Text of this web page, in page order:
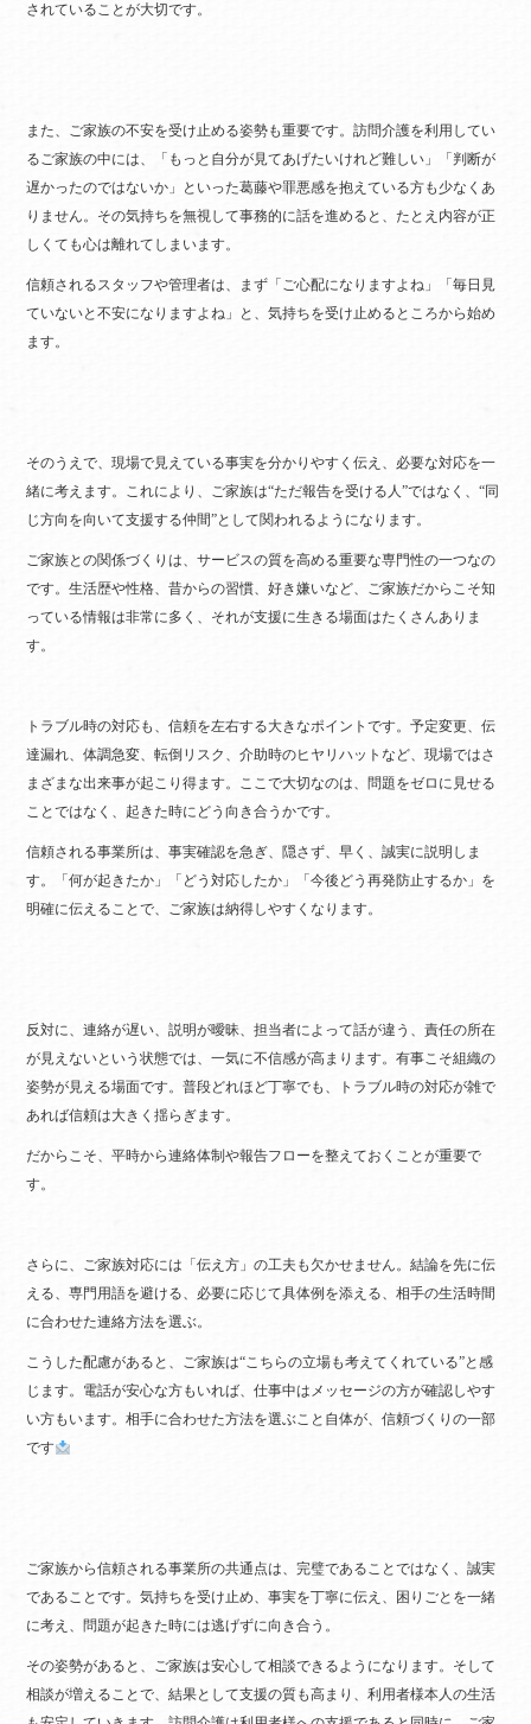
されていることが大切です。
また、ご家族の不安を受け止める姿勢も重要です。訪問介護を利用してい
るご家族の中には、「もっと自分が見てあげたいけれど難しい」「判断が
遅かったのではないか」といった葛藤や罪悪感を抱えている方も少なくあ
りません。その気持ちを無視して事務的に話を進めると、たとえ内容が正
しくても心は離れてしまいます。
信頼されるスタッフや管理者は、まず「ご心配になりますよね」「毎日見
ていないと不安になりますよね」と、気持ちを受け止めるところから始め
ます。
そのうえで、現場で見えている事実を分かりやすく伝え、必要な対応を一
緒に考えます。これにより、ご家族は“ただ報告を受ける人”ではなく、“同
じ方向を向いて支援する仲間”として関われるようになります。
ご家族との関係づくりは、サービスの質を高める重要な専門性の一つなの
です。生活歴や性格、昔からの習慣、好き嫌いなど、ご家族だからこそ知
っている情報は非常に多く、それが支援に生きる場面はたくさんありま
す。
トラブル時の対応も、信頼を左右する大きなポイントです。予定変更、伝
達漏れ、体調急変、転倒リスク、介助時のヒヤリハットなど、現場ではさ
まざまな出来事が起こり得ます。ここで大切なのは、問題をゼロに見せる
ことではなく、起きた時にどう向き合うかです。
信頼される事業所は、事実確認を急ぎ、隠さず、早く、誠実に説明しま
す。「何が起きたか」「どう対応したか」「今後どう再発防止するか」を
明確に伝えることで、ご家族は納得しやすくなります。
反対に、連絡が遅い、説明が曖昧、担当者によって話が違う、責任の所在
が見えないという状態では、一気に不信感が高まります。有事こそ組織の
姿勢が見える場面です。普段どれほど丁寧でも、トラブル時の対応が雑で
あれば信頼は大きく揺らぎます。
だからこそ、平時から連絡体制や報告フローを整えておくことが重要で
す。
さらに、ご家族対応には「伝え方」の工夫も欠かせません。結論を先に伝
える、専門用語を避ける、必要に応じて具体例を添える、相手の生活時間
に合わせた連絡方法を選ぶ。
こうした配慮があると、ご家族は“こちらの立場も考えてくれている”と感
じます。電話が安心な方もいれば、仕事中はメッセージの方が確認しやす
い方もいます。相手に合わせた方法を選ぶこと自体が、信頼づくりの一部
です
ご家族から信頼される事業所の共通点は、完璧であることではなく、誠実
であることです。気持ちを受け止め、事実を丁寧に伝え、困りごとを一緒
に考え、問題が起きた時には逃げずに向き合う。
その姿勢があると、ご家族は安心して相談できるようになります。そして
相談が増えることで、結果として支援の質も高まり、利用者様本人の生活